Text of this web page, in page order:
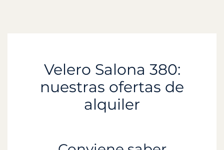
Velero Salona 380:
nuestras ofertas de
alquiler